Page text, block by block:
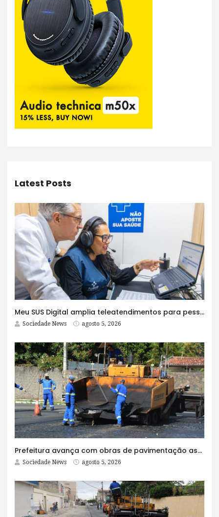
Latest Posts
Meu SUS Digital amplia teleatendimentos para pessoas com problemas com jogos e apostas
Sociedade News agosto 5, 2026
Prefeitura avança com obras de pavimentação asfáltica na Rua Lopes Rodrigues
Sociedade News agosto 5, 2026